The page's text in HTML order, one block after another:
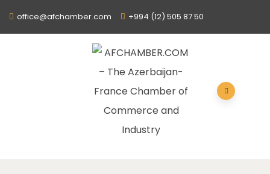
office@afchamber.com +994 (12) 505 87 50